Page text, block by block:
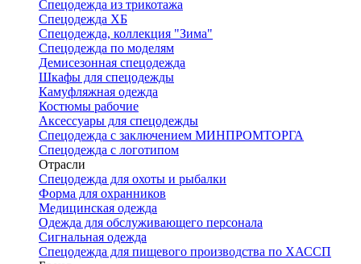
Спецодежда из трикотажа
Спецодежда ХБ
Спецодежда, коллекция "Зима"
Спецодежда по моделям
Демисезонная спецодежда
Шкафы для спецодежды
Камуфляжная одежда
Костюмы рабочие
Аксессуары для спецодежды
Спецодежда с заключением МИНПРОМТОРГА
Спецодежда с логотипом
Отрасли
Спецодежда для охоты и рыбалки
Форма для охранников
Медицинская одежда
Одежда для обслуживающего персонала
Сигнальная одежда
Спецодежда для пищевого производства по ХАССП